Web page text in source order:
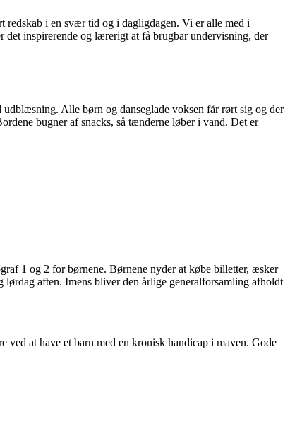
i en svær tid og i dagligdagen. Vi er alle med i
inspirerende og lærerigt at få brugbar undervisning, der
Alle børn og danseglade voksen får rørt sig og der
bugner af snacks, så tænderne løber i vand. Det er
1 og 2 for børnene. Børnene nyder at købe billetter, æsker
lørdag aften. Imens bliver den årlige generalforsamling afholdt
ved at have et barn med en kronisk handicap i maven. Gode